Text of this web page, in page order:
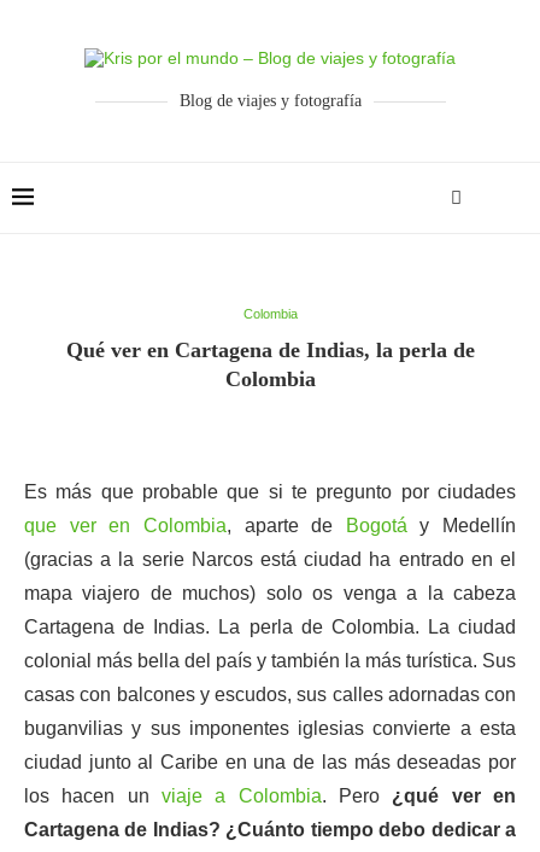
Blog de viajes y fotografía
Colombia
Qué ver en Cartagena de Indias, la perla de
Colombia
Es más que probable que si te pregunto por ciudades
que ver en Colombia, aparte de Bogotá y Medellín
(gracias a la serie Narcos está ciudad ha entrado en el
mapa viajero de muchos) solo os venga a la cabeza
Cartagena de Indias. La perla de Colombia. La ciudad
colonial más bella del país y también la más turística. Sus
casas con balcones y escudos, sus calles adornadas con
buganvilias y sus imponentes iglesias convierte a esta
ciudad junto al Caribe en una de las más deseadas por
los hacen un viaje a Colombia. Pero ¿qué ver en
Cartagena de Indias? ¿Cuánto tiempo debo dedicar a